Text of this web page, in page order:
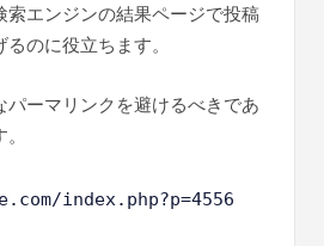
索エンジンの結果ページで投稿
のに役立ちます。
パーマリンクを避けるべきであ
index.php?p=4556